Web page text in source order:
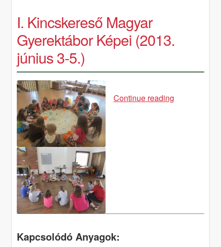
I. Kincskereső Magyar
Gyerektábor Képei (2013.
június 3-5.)
Continue readingI.
Kapcsolódó Anyagok: